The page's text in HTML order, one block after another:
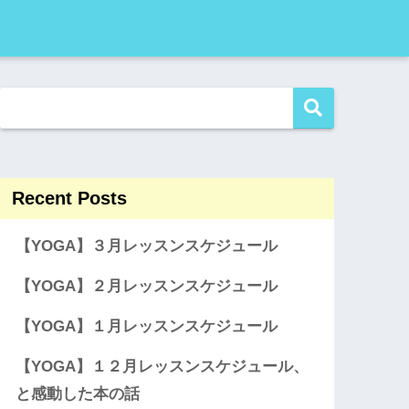
Recent Posts
【YOGA】３月レッスンスケジュール
【YOGA】２月レッスンスケジュール
【YOGA】１月レッスンスケジュール
【YOGA】１２月レッスンスケジュール、
と感動した本の話